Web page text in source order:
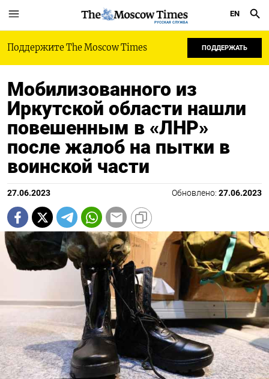
РУССКАЯ СЛУЖБА
EN
Поддержите The Moscow Times ПОДДЕРЖАТЬ
Мобилизованного из
Иркутской области нашли
повешенным в «ЛНР»
после жалоб на пытки в
воинской части
27.06.2023 Обновлено: 27.06.2023